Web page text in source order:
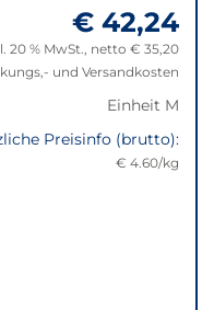
€ 42,24
20 % MwSt., netto € 35,20
und Versandkosten
Einheit M
Preisinfo (brutto):
€ 4.60/kg